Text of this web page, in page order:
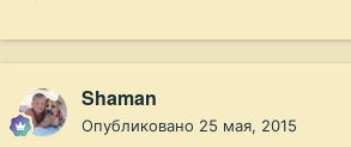
Shaman
Опубликовано 25 мая, 2015